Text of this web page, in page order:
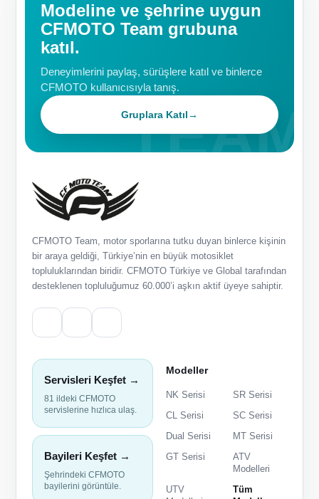
Modeline ve şehrine uygun
CFMOTO Team grubuna
katıl.
Deneyimlerini paylaş, sürüşlere katıl ve binlerce
CFMOTO kullanıcısıyla tanış.
Gruplara Katıl→
CFMOTO Team, motor sporlarına tutku duyan binlerce kişinin
bir araya geldiği, Türkiye’nin en büyük motosiklet
topluluklarından biridir. CFMOTO Türkiye ve Global tarafından
desteklenen topluluğumuz 60.000’i aşkın aktif üyeye sahiptir.
Servisleri Keşfet →
81 ildeki CFMOTO
servislerine hızlıca ulaş.
Bayileri Keşfet →
Şehrindeki CFMOTO
bayilerini görüntüle.
Modeller
NK Serisi
SR Serisi
CL Serisi
SC Serisi
Dual Serisi
MT Serisi
GT Serisi
ATV
Modelleri
UTV
Tüm